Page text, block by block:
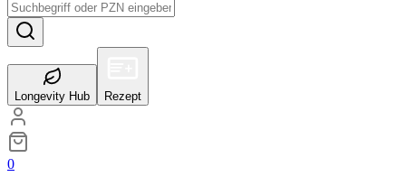
Longevity Hub Rezept
0